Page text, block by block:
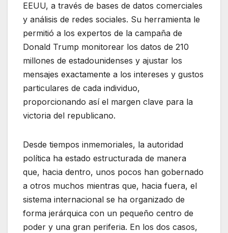
EEUU, a través de bases de datos comerciales
y análisis de redes sociales. Su herramienta le
permitió a los expertos de la campaña de
Donald Trump monitorear los datos de 210
millones de estadounidenses y ajustar los
mensajes exactamente a los intereses y gustos
particulares de cada individuo,
proporcionando así el margen clave para la
victoria del republicano.
Desde tiempos inmemoriales, la autoridad
política ha estado estructurada de manera
que, hacia dentro, unos pocos han gobernado
a otros muchos mientras que, hacia fuera, el
sistema internacional se ha organizado de
forma jerárquica con un pequeño centro de
poder y una gran periferia. En los dos casos,